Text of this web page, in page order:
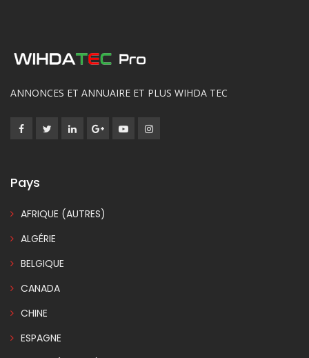
ANNONCES ET ANNUAIRE ET PLUS WIHDA TEC
Pays
AFRIQUE (AUTRES)
ALGÉRIE
BELGIQUE
CANADA
CHINE
ESPAGNE